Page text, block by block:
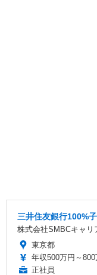
三井住友銀行100%
株式会社SMBCキャリ
東京都
年収500万円～800
正社員